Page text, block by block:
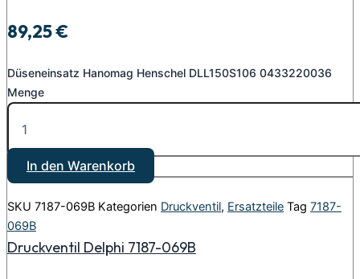
89,25€
Düseneinsatz Hanomag Henschel DLL150S106 0433220036
Menge
In den Warenkorb
SKU 7187-069B Kategorien Druckventil, Ersatzteile Tag 7187-
069B
Druckventil Delphi 7187-069B